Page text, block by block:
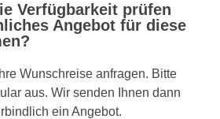
Verfügbarkeit prüfen
Angebot für diese
Wunschreise anfragen. Bitte
aus. Wir senden Ihnen dann
ein Angebot.